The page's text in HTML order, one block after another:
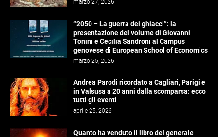
marzo 27, 2026
“2050 – La guerra dei ghiacci”: la
presentazione del volume di Giovanni
Tonini e Cecilia Sandroni al Campus
genovese di European School of Economics
marzo 25, 2026
Andrea Parodi ricordato a Cagliari, Parigi e
in Valsusa a 20 anni dalla scomparsa: ecco
tutti gli eventi
aprile 25, 2026
Quanto ha venduto il libro del generale